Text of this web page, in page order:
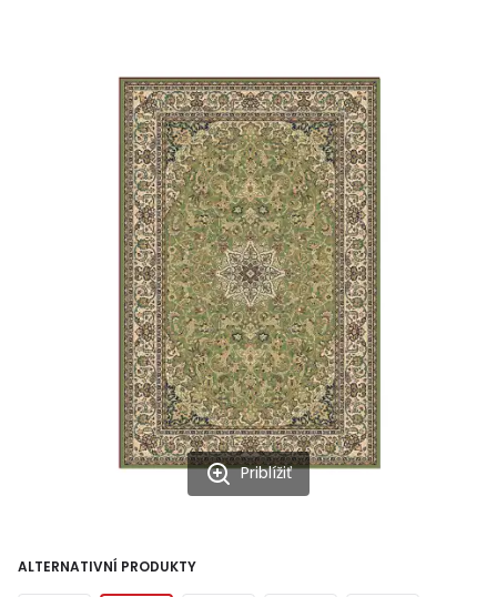
Priblížiť
ALTERNATIVNÍ PRODUKTY